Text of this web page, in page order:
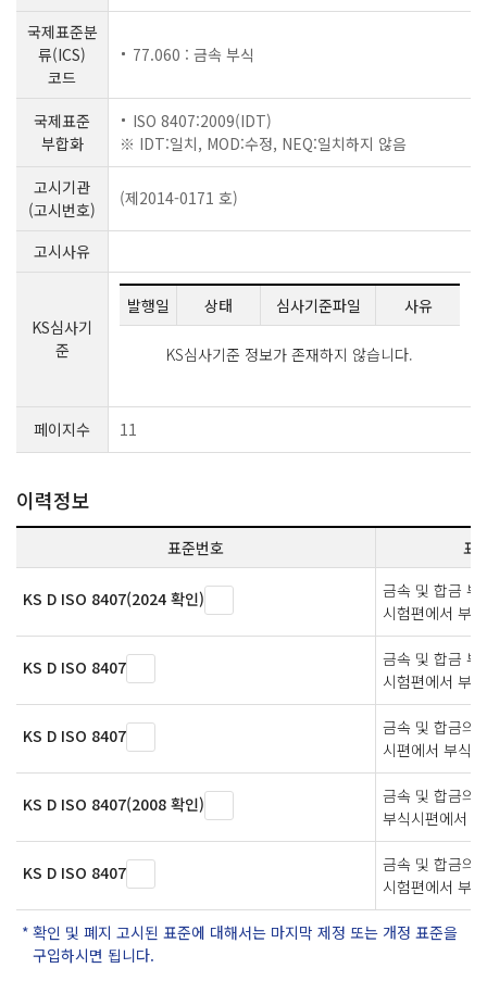
국제표준분
류(ICS)
코드
77.060 : 금속 부식
국제표준
부합화
ISO 8407:2009(IDT)
※ IDT:일치, MOD:수정, NEQ:일치하지 않음
고시기관
(고시번호)
(제2014-0171 호)
고시사유
KS심사기
준
발행일 상태 심사기준파일 사유
KS심사기준 정보가 존재하지 않습니다.
페이지수 11
이력정보
표준번호 표
KS D ISO 8407(2024 확인)
금속 및 합금
시험편에서 부
KS D ISO 8407
금속 및 합금
시험편에서 부
KS D ISO 8407
금속 및 합금의
시편에서 부식
KS D ISO 8407(2008 확인)
금속 및 합금의
부식시편에서
KS D ISO 8407
금속 및 합금의
시험편에서 부
확인 및 폐지 고시된 표준에 대해서는 마지막 제정 또는 개정 표준을
구입하시면 됩니다.